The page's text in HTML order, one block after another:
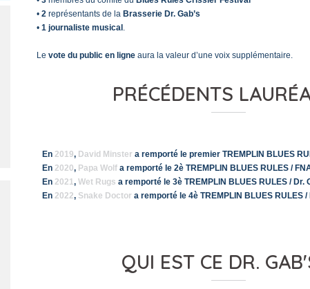
• 2 représentants de la Brasserie Dr. Gab’s
• 1 journaliste musical.
Le vote du public en ligne aura la valeur d’une voix supplémentaire.
PRÉCÉDENTS
En 2019, David Minster a remporté le premier TREMPLIN BLUES
En 2020, Papa Wolf a remporté le 2è TREMPLIN BLUES RULES /
En 2021, Wet Rugs a remporté le 3è TREMPLIN BLUES RULES / Dr.
En 2022, Snake Doctor a remporté le 4è TREMPLIN BLUES RULES /
QUI EST CE DR.